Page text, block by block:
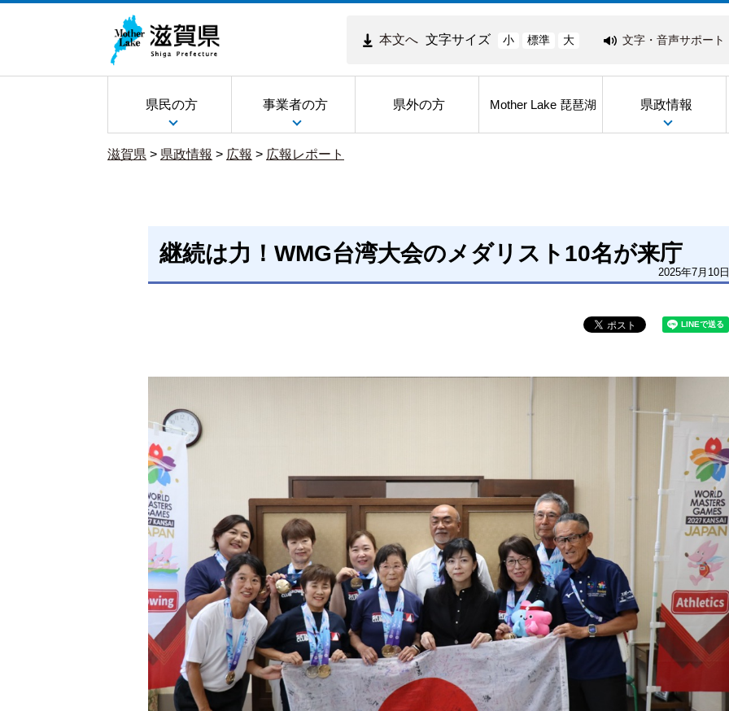
本文へ 文字サイズ 小 標準 大 文字・音声サポート
県民の方 事業者の方 県外の方 Mother Lake 琵琶湖 県政情報
滋賀県 > 県政情報 > 広報 > 広報レポート
継続は力！WMG台湾大会のメダリスト10名が来庁
2025年7月10